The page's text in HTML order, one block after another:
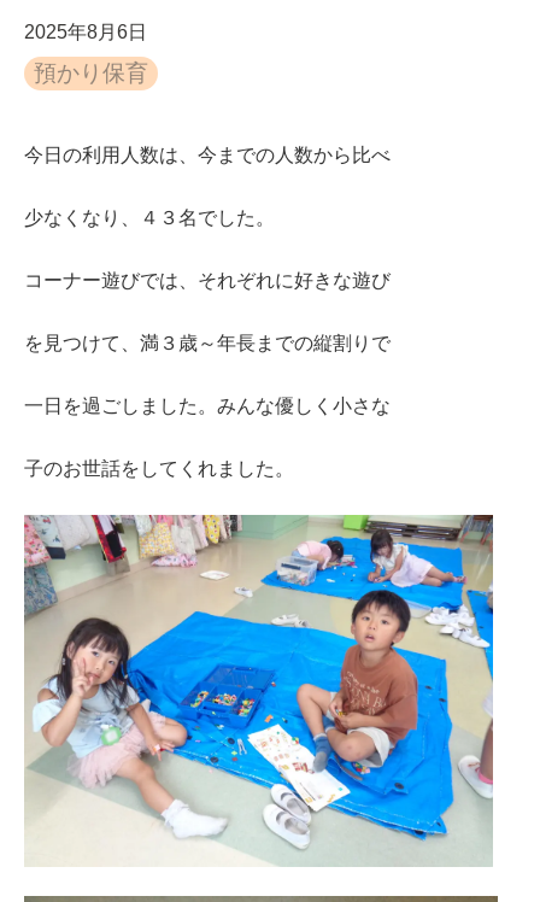
2025年8月6日
預かり保育
今日の利用人数は、今までの人数から比べ
少なくなり、４３名でした。
コーナー遊びでは、それぞれに好きな遊び
を見つけて、満３歳～年長までの縦割りで
一日を過ごしました。みんな優しく小さな
子のお世話をしてくれました。